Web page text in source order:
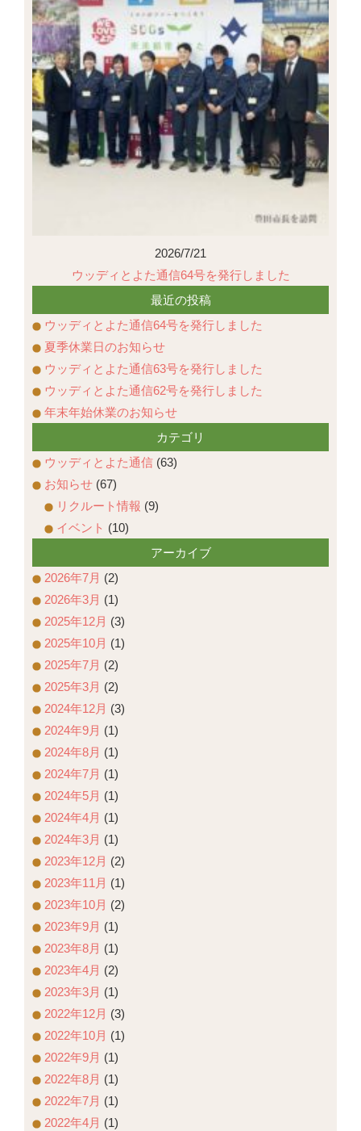
2026/7/21
ウッディとよた通信64号を発行しました
最近の投稿
ウッディとよた通信64号を発行しました
夏季休業日のお知らせ
ウッディとよた通信63号を発行しました
ウッディとよた通信62号を発行しました
年末年始休業のお知らせ
カテゴリ
ウッディとよた通信 (63)
お知らせ (67)
リクルート情報 (9)
イベント (10)
アーカイブ
2026年7月 (2)
2026年3月 (1)
2025年12月 (3)
2025年10月 (1)
2025年7月 (2)
2025年3月 (2)
2024年12月 (3)
2024年9月 (1)
2024年8月 (1)
2024年7月 (1)
2024年5月 (1)
2024年4月 (1)
2024年3月 (1)
2023年12月 (2)
2023年11月 (1)
2023年10月 (2)
2023年9月 (1)
2023年8月 (1)
2023年4月 (2)
2023年3月 (1)
2022年12月 (3)
2022年10月 (1)
2022年9月 (1)
2022年8月 (1)
2022年7月 (1)
2022年4月 (1)